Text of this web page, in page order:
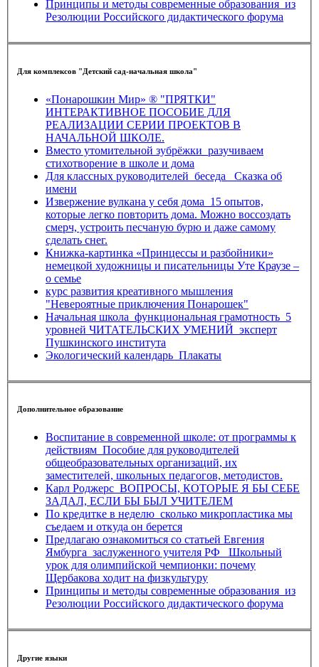
Принципы и методы современные образования_из
Резолюции Российского дидактического форума
Для комплексов "Детский сад-начальная школа"
«Понарошкин Мир» ® "ПРЯТКИ"
ИНТЕРАКТИВНОЕ ПОСОБИЕ ДЛЯ
РЕАЛИЗАЦИИ СЕРИИ ПРОЕКТОВ В
НАЧАЛЬНОЙ ШКОЛЕ.
Вместо утомительной зубрёжки_разучиваем
стихотворение в школе и дома
Для классных руководителей_беседа _Сказка об
имени
Извержение вулкана у себя дома_15 опытов,
которые легко повторить дома. Можно воссоздать
смерч, устроить песчаную бурю и даже самому
сделать снег.
Книжка-картинка «Принцессы и разбойники»
немецкой художницы и писательницы Уте Краузе –
о семье
курс развития креативного мышления
"Невероятные приключения Понарошек"
Начальная школа_функциональная грамотность_5
уровней ЧИТАТЕЛЬСКИХ УМЕНИЙ_эксперт
Пушкинского института
Экологический календарь_Плакаты
Дополнительное образование
Воспитание в современной школе: от программы к
действиям_Пособие для руководителей
общеобразовательных организаций, их
заместителей, школьных педагогов, методистов.
Карл Роджерс_ВОПРОСЫ, КОТОРЫЕ Я БЫ СЕБЕ
ЗАДАЛ, ЕСЛИ БЫ БЫЛ УЧИТЕЛЕМ
По кредитке в неделю_сколько микропластика мы
съедаем и откуда он берется
Предлагаю ознакомиться со статьей Евгения
Ямбурга_заслуженного учителя РФ_ Школьный
урок для олимпийской чемпионки: почему
Щербакова ходит на физкультуру
Принципы и методы современные образования_из
Резолюции Российского дидактического форума
Другие языки